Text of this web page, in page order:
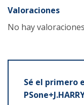
Valoraciones
No hay
Sé el primero